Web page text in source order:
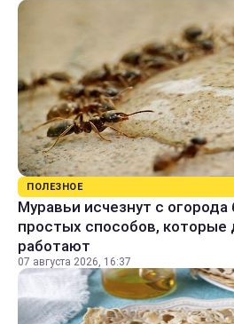
ПОЛЕЗНОЕ
Муравьи исчезнут с огорода
простых способов, которые
работают
07 августа 2026, 16:37